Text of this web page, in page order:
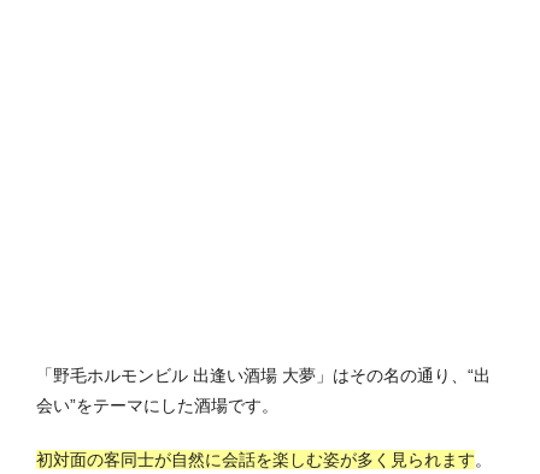
「野毛ホルモンビル 出逢い酒場 大夢」はその名の通り、“出
会い”をテーマにした酒場です。
初対面の客同士が自然に会話を楽しむ姿が多く見られます。